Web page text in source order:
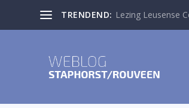
TRENDEND: Lezing Leusense